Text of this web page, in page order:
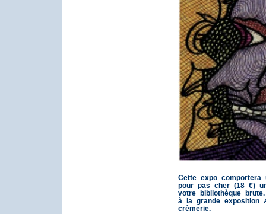
Cette expo comportera
pour pas cher (18 €)
votre bibliothèque
à la grande exposition
crèmerie.